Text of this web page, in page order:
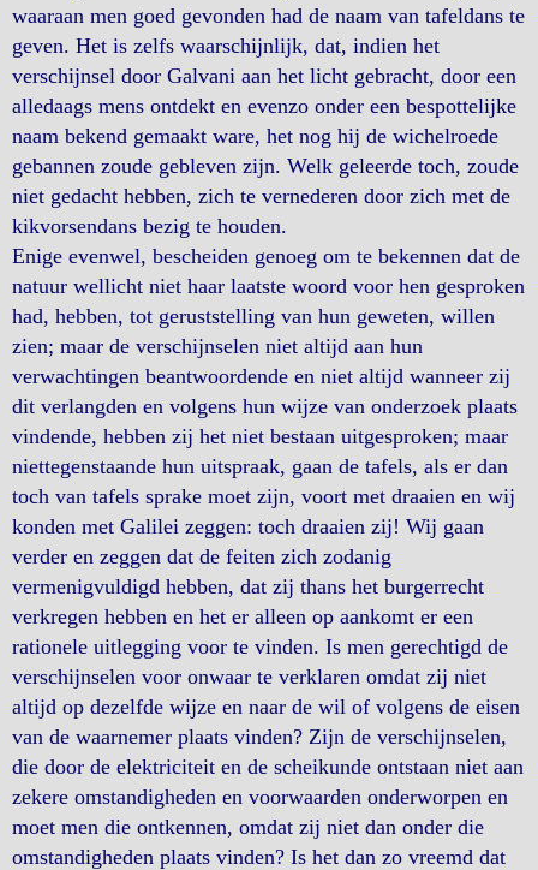
waaraan men goed gevonden had de naam van tafeldans te
geven. Het is zelfs waarschijnlijk, dat, indien het
verschijnsel door Galvani aan het licht gebracht, door een
alledaags mens ontdekt en evenzo onder een bespottelijke
naam bekend gemaakt ware, het nog hij de wichelroede
gebannen zoude gebleven zijn. Welk geleerde toch, zoude
niet gedacht hebben, zich te vernederen door zich met de
kikvorsendans bezig te houden.
Enige evenwel, bescheiden genoeg om te bekennen dat de
natuur wellicht niet haar laatste woord voor hen gesproken
had, hebben, tot geruststelling van hun geweten, willen
zien; maar de verschijnselen niet altijd aan hun
verwachtingen beantwoordende en niet altijd wanneer zij
dit verlangden en volgens hun wijze van onderzoek plaats
vindende, hebben zij het niet bestaan uitgesproken; maar
niettegenstaande hun uitspraak, gaan de tafels, als er dan
toch van tafels sprake moet zijn, voort met draaien en wij
konden met Galilei zeggen: toch draaien zij! Wij gaan
verder en zeggen dat de feiten zich zodanig
vermenigvuldigd hebben, dat zij thans het burgerrecht
verkregen hebben en het er alleen op aankomt er een
rationele uitlegging voor te vinden. Is men gerechtigd de
verschijnselen voor onwaar te verklaren omdat zij niet
altijd op dezelfde wijze en naar de wil of volgens de eisen
van de waarnemer plaats vinden? Zijn de verschijnselen,
die door de elektriciteit en de scheikunde ontstaan niet aan
zekere omstandigheden en voorwaarden onderworpen en
moet men die ontkennen, omdat zij niet dan onder die
omstandigheden plaats vinden? Is het dan zo vreemd dat